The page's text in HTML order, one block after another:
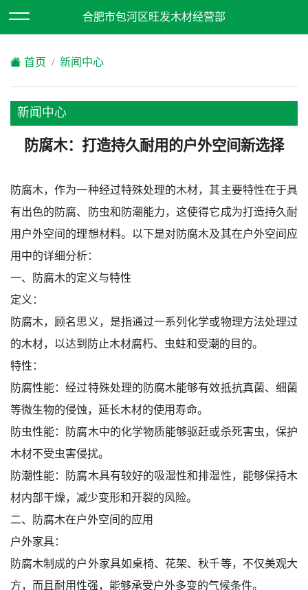
欢迎访问合肥市包河区旺发木材经营部网站！
合肥市包河区旺发木材经营部
首页 新闻中心
新闻中心
防腐木：打造持久耐用的户外空间新选择
防腐木，作为一种经过特殊处理的木材，其主要特性在于具
有出色的防腐、防虫和防潮能力，这使得它成为打造持久耐
用户外空间的理想材料。以下是对防腐木及其在户外空间应
用中的详细分析：
一、防腐木的定义与特性
定义：
防腐木，顾名思义，是指通过一系列化学或物理方法处理过
的木材，以达到防止木材腐朽、虫蛀和受潮的目的。
特性：
防腐性能：经过特殊处理的防腐木能够有效抵抗真菌、细菌
等微生物的侵蚀，延长木材的使用寿命。
防虫性能：防腐木中的化学物质能够驱赶或杀死害虫，保护
木材不受虫害侵扰。
防潮性能：防腐木具有较好的吸湿性和排湿性，能够保持木
材内部干燥，减少变形和开裂的风险。
二、防腐木在户外空间的应用
户外家具：
防腐木制成的户外家具如桌椅、花架、秋千等，不仅美观大
方，而且耐用性强，能够承受户外多变的气候条件。